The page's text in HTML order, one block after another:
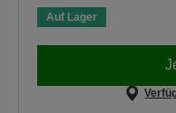
Auf Lager